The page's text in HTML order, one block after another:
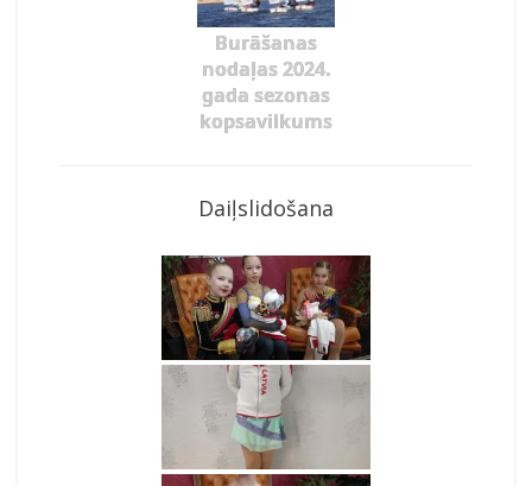
Burāšanas
nodaļas 2024.
gada sezonas
kopsavilkums
Daiļslidošana